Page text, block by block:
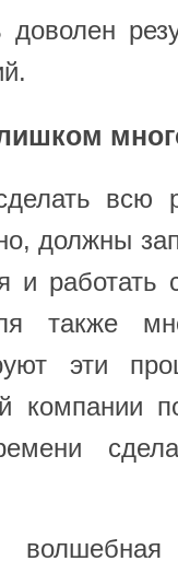
всю
должны
и работать
также
эти
компании